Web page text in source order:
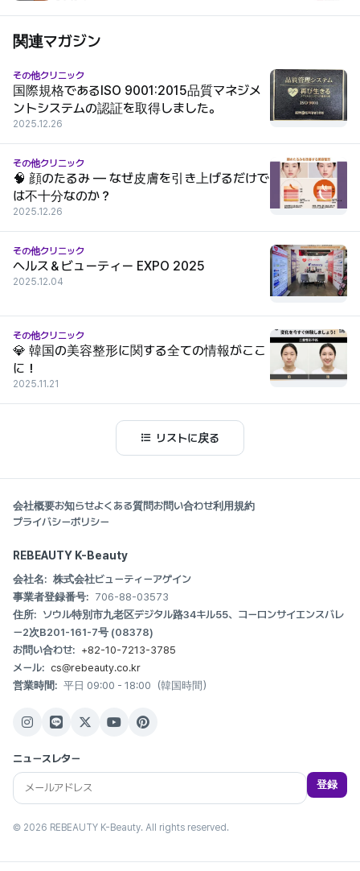
関連マガジン
その他クリニック
国際規格であるISO 9001:2015品質マネジメ
ントシステムの認証を取得しました。
2025.12.26
その他クリニック
🧠 顔のたるみ — なぜ皮膚を引き上げるだけで
は不十分なのか？
2025.12.26
その他クリニック
ヘルス＆ビューティー EXPO 2025
2025.12.04
その他クリニック
💎 韓国の美容整形に関する全ての情報がここ
に！
2025.11.21
リストに戻る
会社概要お知らせよくある質問お問い合わせ利用規約
プライバシーポリシー
REBEAUTY K-Beauty
会社名: 株式会社ビューティーアゲイン
事業者登録番号: 706-88-03573
住所: ソウル特別市九老区デジタル路34キル55、コーロンサイエンスバレ
ー2次B201-161-7号 (08378)
お問い合わせ: +82-10-7213-3785
メール: cs@rebeauty.co.kr
営業時間: 平日 09:00 - 18:00（韓国時間）
ニュースレター
登録
© 2026 REBEAUTY K-Beauty. All rights reserved.